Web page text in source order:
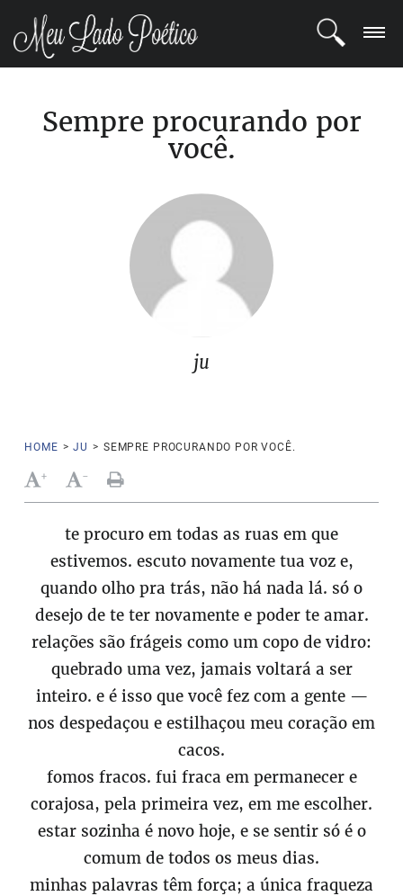
REGISTRO
Sempre procurando por
você.
ju
HOME > JU > SEMPRE PROCURANDO POR VOCÊ.
+ -
te procuro em todas as ruas em que
estivemos. escuto novamente tua voz e,
quando olho pra trás, não há nada lá. só o
desejo de te ter novamente e poder te amar.
relações são frágeis como um copo de vidro:
quebrado uma vez, jamais voltará a ser
inteiro. e é isso que você fez com a gente —
nos despedaçou e estilhaçou meu coração em
cacos.
fomos fracos. fui fraca em permanecer e
corajosa, pela primeira vez, em me escolher.
estar sozinha é novo hoje, e se sentir só é o
comum de todos os meus dias.
minhas palavras têm força; a única fraqueza